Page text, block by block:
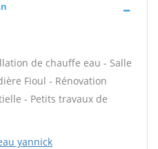
de chauffe eau - Salle
Fioul - Rénovation
- Petits travaux de
yannick